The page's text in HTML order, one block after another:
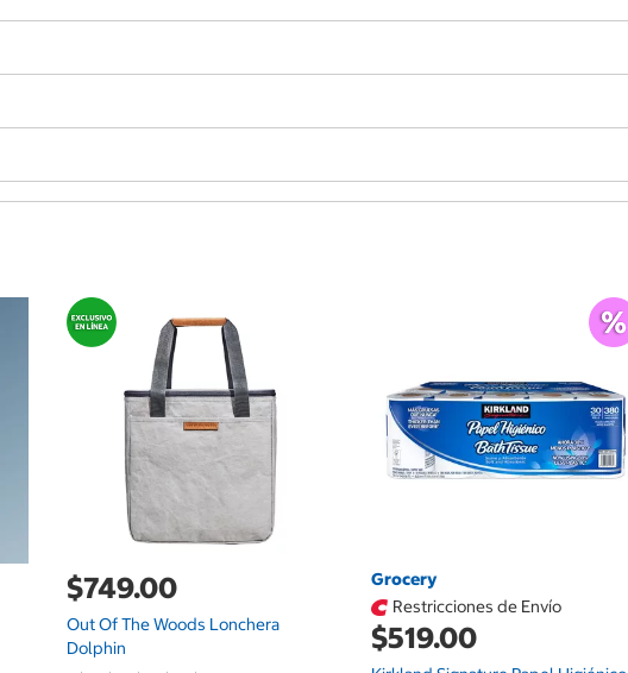
$749.00
Out Of The Woods Lonchera
Dolphin
Grocery
Restricciones de Envío
$519.00